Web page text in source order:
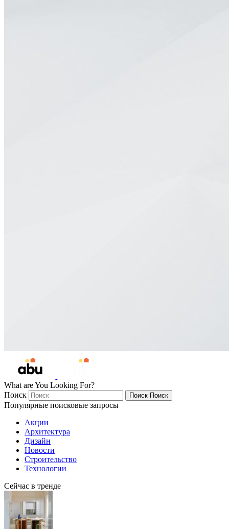
What are You Looking For?
Поиск
Поиск Поиск
Популярные поисковые запросы
Акции
Архитектура
Дизайн
Новости
Строительство
Технологии
Сейчас в тренде